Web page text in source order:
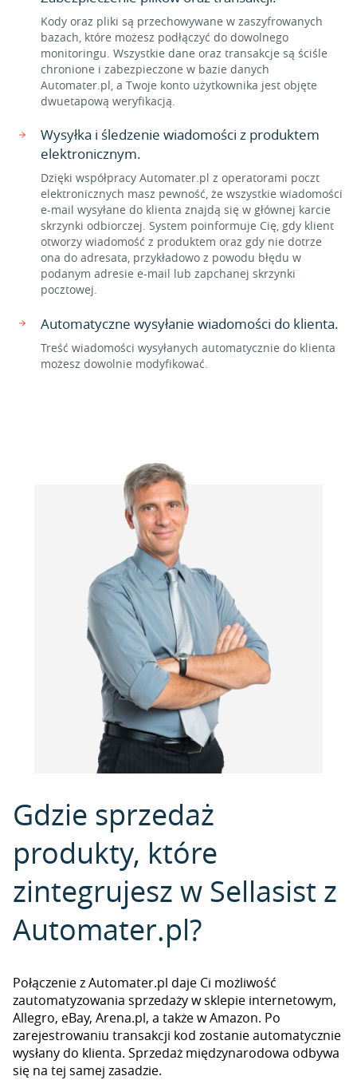
Kody oraz pliki są przechowywane w zaszyfrowanych
bazach, które możesz podłączyć do dowolnego
monitoringu. Wszystkie dane oraz transakcje są ściśle
chronione i zabezpieczone w bazie danych
Automater.pl, a Twoje konto użytkownika jest objęte
dwuetapową weryfikacją.
Wysyłka i śledzenie wiadomości z produktem
elektronicznym.
Dzięki współpracy Automater.pl z operatorami poczt
elektronicznych masz pewność, że wszystkie wiadomości
e-mail wysyłane do klienta znajdą się w głównej karcie
skrzynki odbiorczej. System poinformuje Cię, gdy klient
otworzy wiadomość z produktem oraz gdy nie dotrze
ona do adresata, przykładowo z powodu błędu w
podanym adresie e-mail lub zapchanej skrzynki
pocztowej.
Automatyczne wysyłanie wiadomości do klienta.
Treść wiadomości wysyłanych automatycznie do klienta
możesz dowolnie modyfikować.
Gdzie sprzedaż
produkty, które
zintegrujesz w Sellasist z
Automater.pl?
Połączenie z Automater.pl daje Ci możliwość
zautomatyzowania sprzedaży w sklepie internetowym,
Allegro, eBay, Arena.pl, a także w Amazon. Po
zarejestrowaniu transakcji kod zostanie automatycznie
wysłany do klienta. Sprzedaż międzynarodowa odbywa
się na tej samej zasadzie.